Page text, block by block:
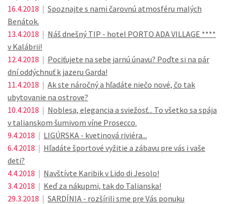
16.4.2018 | Spoznajte s nami čarovnú atmosféru malých
Benátok.
13.4.2018 | Náš dnešný TIP - hotel PORTO ADA VILLAGE ****
v Kalábrii!
12.4.2018 | Pociťujete na sebe jarnú únavu? Poďte si na pár
dní oddýchnuť k jazeru Garda!
11.4.2018 | Ak ste náročný a hľadáte niečo nové, čo tak
ubytovanie na ostrove?
10.4.2018 | Noblesa, elegancia a sviežosť... To všetko sa spája
v talianskom šumivom víne Prosecco.
9.4.2018 | LIGÚRSKA - kvetinová riviéra...
6.4.2018 | Hľadáte športové vyžitie a zábavu pre vás i vaše
deti?
4.4.2018 | Navštívte Karibik v Lido di Jesolo!
3.4.2018 | Keď za nákupmi, tak do Talianska!
29.3.2018 | SARDÍNIA - rozšírili sme pre Vás ponuku